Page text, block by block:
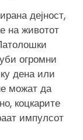
дејност,
на животот
огромни
дена или
можат да
коцкарите
импулсот